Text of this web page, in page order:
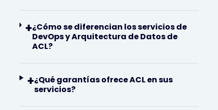
+¿Cómo se diferencian los servicios de
DevOps y Arquitectura de Datos de
ACL?
+¿Qué garantías ofrece ACL en sus
servicios?